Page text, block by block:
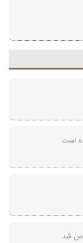
است
شد